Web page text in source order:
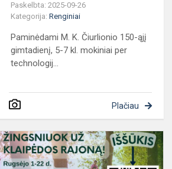
Paskelbta: 2025-09-26
Kategorija:Renginiai
Paminėdami M. K. Čiurlionio 150-ąjį
gimtadienį, 5-7 kl. mokiniai per
technologij...
Plačiau